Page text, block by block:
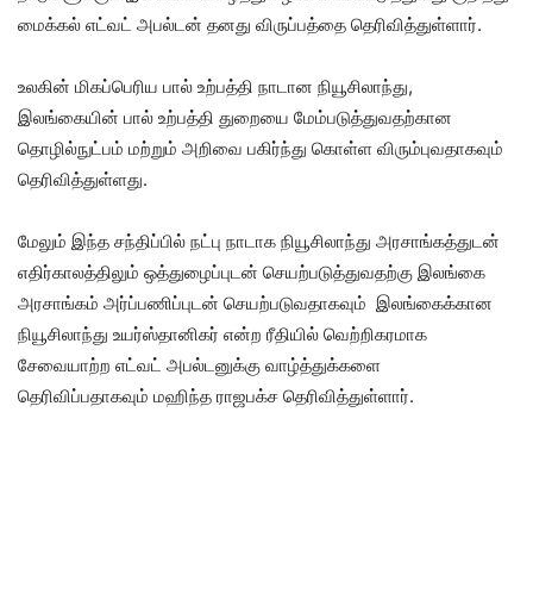
மைக்கல் எட்வட் அபல்டன் தனது விருப்பத்தை தெரிவித்துள்ளார்.
உலகின் மிகப்பெரிய பால் உற்பத்தி நாடான நியூசிலாந்து,
இலங்கையின் பால் உற்பத்தி துறையை மேம்படுத்துவதற்கான
தொழில்நுட்பம் மற்றும் அறிவை பகிர்ந்து கொள்ள விரும்புவதாகவும்
தெரிவித்துள்ளது.
மேலும் இந்த சந்திப்பில் நட்பு நாடாக நியூசிலாந்து அரசாங்கத்துடன்
எதிர்காலத்திலும் ஒத்துழைப்புடன் செயற்படுத்துவதற்கு இலங்கை
அரசாங்கம் அர்ப்பணிப்புடன் செயற்படுவதாகவும் இலங்கைக்கான
நியூசிலாந்து உயர்ஸ்தானிகர் என்ற ரீதியில் வெற்றிகரமாக
சேவையாற்ற எட்வட் அபல்டனுக்கு வாழ்த்துக்களை
தெரிவிப்பதாகவும் மஹிந்த ராஜபக்ச தெரிவித்துள்ளார்.